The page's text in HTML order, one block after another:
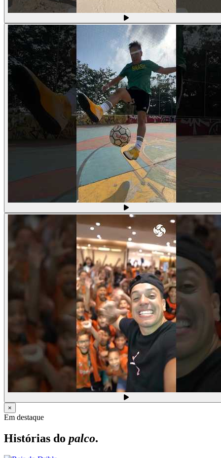
×
Em destaque
Histórias do palco.